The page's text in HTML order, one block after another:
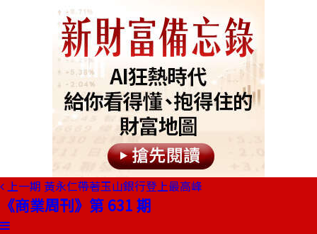
上一期 黃永仁帶著玉山銀行登上最高峰
《商業周刊》第 631 期